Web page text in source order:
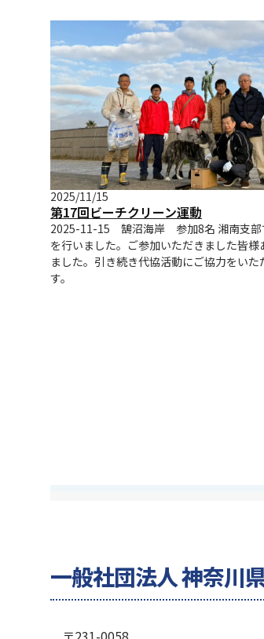
2025/11/15
第17回ビーチクリーン運動
2025-11-15 鵠沼海岸 参加8名 湘南支部
を行いました。ご参加いただきました皆様
ました。引き続き代協活動にご協力をいた
す。
一般社団法人 神奈川